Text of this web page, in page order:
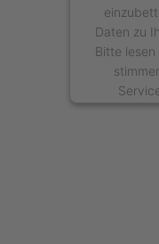
Daten zu
Bitte